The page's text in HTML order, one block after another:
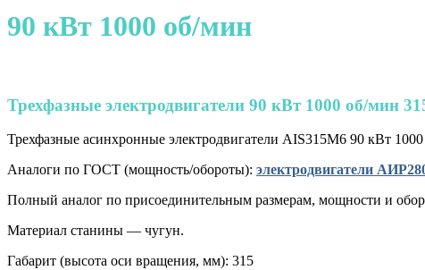
90 кВт 1000 об/мин
Трехфазные электродвигатели 90 кВт 1000 об/мин
Трехфазные асинхронные электродвигатели AIS315M6 90 кВт
Аналоги по ГОСТ (мощность/обороты): электродвигатели
Полный аналог по присоединительным размерам, мощности и
Материал станины — чугун.
Габарит (высота оси вращения, мм): 315